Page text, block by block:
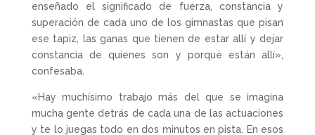
enseñado el significado de fuerza, constancia y
superación de cada uno de los gimnastas que pisan
ese tapiz, las ganas que tienen de estar allí y dejar
constancia de quienes son y porqué están allí»,
confesaba.
«Hay muchísimo trabajo más del que se imagina
mucha gente detrás de cada una de las actuaciones
y te lo juegas todo en dos minutos en pista. En esos